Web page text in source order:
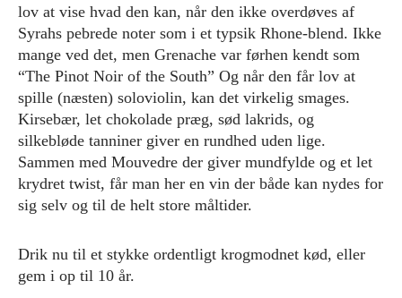
lov at vise hvad den kan, når den ikke overdøves af
Syrahs pebrede noter som i et typsik Rhone-blend. Ikke
mange ved det, men Grenache var førhen kendt som
“The Pinot Noir of the South” Og når den får lov at
spille (næsten) soloviolin, kan det virkelig smages.
Kirsebær, let chokolade præg, sød lakrids, og
silkebløde tanniner giver en rundhed uden lige.
Sammen med Mouvedre der giver mundfylde og et let
krydret twist, får man her en vin der både kan nydes for
sig selv og til de helt store måltider.
Drik nu til et stykke ordentligt krogmodnet kød, eller
gem i op til 10 år.